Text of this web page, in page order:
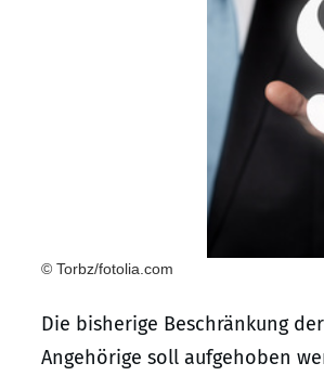
© Torbz/fotolia.com
Die bisherige Beschränkung
Angehörige soll aufgehoben